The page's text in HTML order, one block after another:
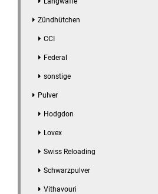
Zündhütchen
CCI
Federal
sonstige
Pulver
Hodgdon
Lovex
Swiss Reloading
Schwarzpulver
Vithavouri